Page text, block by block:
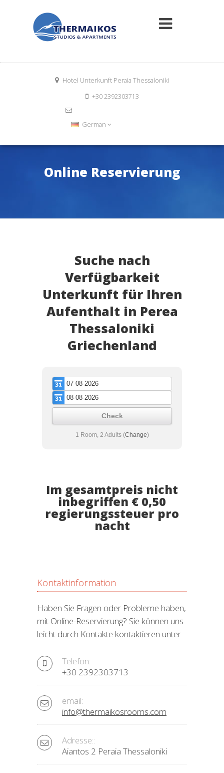
Hotel Unterkunft Peraia Thessaloniki
+30 2392303713
German
Online Reservierung
Suche nach
Verfügbarkeit
Unterkunft für Ihren
Aufenthalt in Perea
Thessaloniki
Griechenland
Check
1 Room, 2 Adults (Change)
Im gesamtpreis nicht
inbegriffen € 0,50
regierungssteuer pro
nacht
Kontaktinformation
Haben Sie Fragen oder Probleme haben,
mit Online-Reservierung? Sie können uns
leicht durch Kontakte kontaktieren unter
Telefon:
+30 2392303713
email:
info@thermaikosrooms.com
Adresse::
Aiantos 2 Peraia Thessaloniki